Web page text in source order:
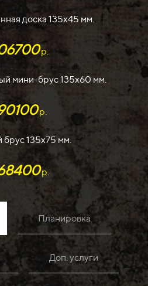
доска 135х45 мм.
р.
мини-брус 135х60 мм.
р.
135х75 мм.
р.
Планировка
Доп. услуги